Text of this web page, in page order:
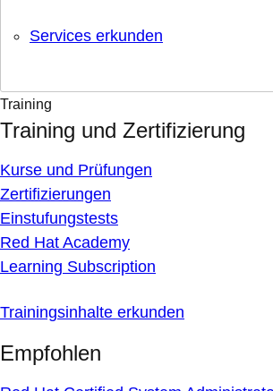
Services erkunden
Training
Training und Zertifizierung
Kurse und Prüfungen
Zertifizierungen
Einstufungstests
Red Hat Academy
Learning Subscription
Trainingsinhalte erkunden
Empfohlen